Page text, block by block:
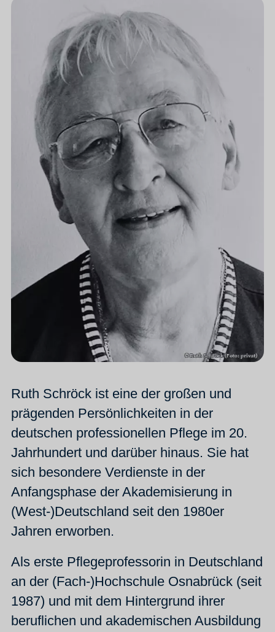
Ruth Schröck ist eine der großen und
prägenden Persönlichkeiten in der
deutschen professionellen Pflege im 20.
Jahrhundert und darüber hinaus. Sie hat
sich besondere Verdienste in der
Anfangsphase der Akademisierung in
(West-)Deutschland seit den 1980er
Jahren erworben.
Als erste Pflegeprofessorin in Deutschland
an der (Fach-)Hochschule Osnabrück (seit
1987) und mit dem Hintergrund ihrer
beruflichen und akademischen Ausbildung